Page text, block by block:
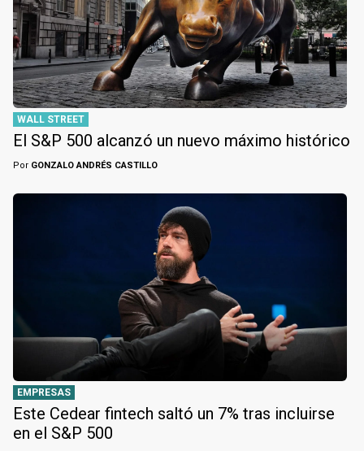
WALL STREET
El S&P 500 alcanzó un nuevo máximo histórico
Por GONZALO ANDRÉS CASTILLO
EMPRESAS
Este Cedear fintech saltó un 7% tras incluirse
en el S&P 500